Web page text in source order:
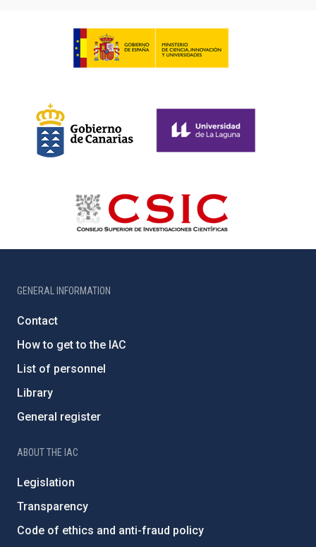
GENERAL INFORMATION
Contact
How to get to the IAC
List of personnel
Library
General register
ABOUT THE IAC
Legislation
Transparency
Code of ethics and anti-fraud policy